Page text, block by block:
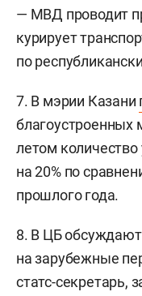
— МВД проводит
курирует
по
7. В мэрии Казани
благоустроенных
летом
на 20% по
прошлого года.
8. В ЦБ
на зарубежные
статс-секретарь,